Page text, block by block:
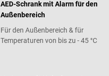
AED-Schrank mit Alarm für den
Außenbereich
Für den Außenbereich & für
Temperaturen von bis zu - 45 °C